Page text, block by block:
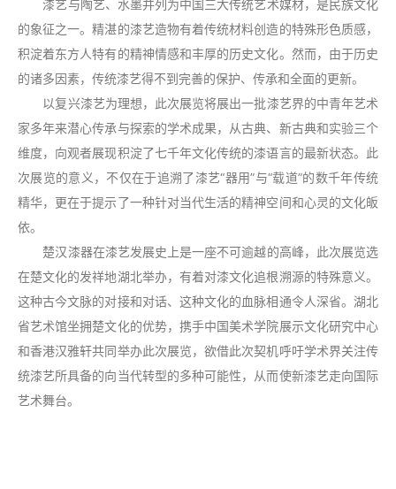
漆艺与陶艺、水墨并列为中国三大传统艺术媒材，是民族文化
的象征之一。精湛的漆艺造物有着传统材料创造的特殊形色质感，
积淀着东方人特有的精神情感和丰厚的历史文化。然而，由于历史
的诸多因素，传统漆艺得不到完善的保护、传承和全面的更新。
以复兴漆艺为理想，此次展览将展出一批漆艺界的中青年艺术
家多年来潜心传承与探索的学术成果，从古典、新古典和实验三个
维度，向观者展现积淀了七千年文化传统的漆语言的最新状态。此
次展览的意义，不仅在于追溯了漆艺“器用”与“载道”的数千年传统
精华，更在于提示了一种针对当代生活的精神空间和心灵的文化皈
依。
楚汉漆器在漆艺发展史上是一座不可逾越的高峰，此次展览选
在楚文化的发祥地湖北举办，有着对漆文化追根溯源的特殊意义。
这种古今文脉的对接和对话、这种文化的血脉相通令人深省。湖北
省艺术馆坐拥楚文化的优势，携手中国美术学院展示文化研究中心
和香港汉雅轩共同举办此次展览，欲借此次契机呼吁学术界关注传
统漆艺所具备的向当代转型的多种可能性，从而使新漆艺走向国际
艺术舞台。